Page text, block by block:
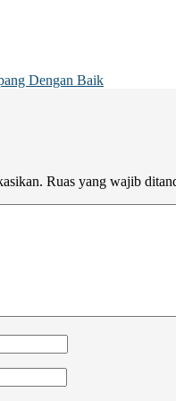
Dengan Baik
Ruas yang wajib